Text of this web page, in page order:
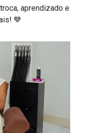
aprendizado e
💙